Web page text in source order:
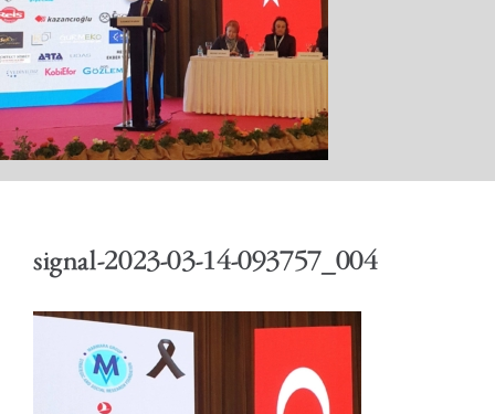
АКТИВНОСТИ
signal-2023-03-14-093757_004